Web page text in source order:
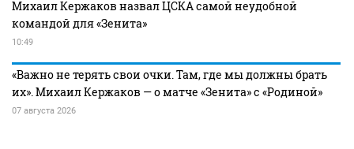
Михаил Кержаков назвал ЦСКА самой неудобной
командой для «Зенита»
10:49
«Важно не терять свои очки. Там, где мы должны брать
их». Михаил Кержаков — о матче «Зенита» с «Родиной»
07 августа 2026